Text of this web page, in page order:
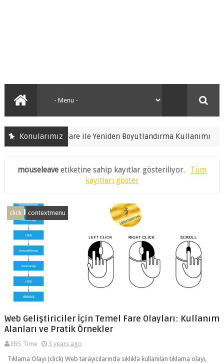
Konularımız
C# C# Fare ile Yeniden Boyutlandırma Kullanımı
mouseleave etiketine sahip kayıtlar gösteriliyor.
Tüm
kayıtları göster
click contextmenu
Web Geliştiriciler İçin Temel Fare Olayları: Kullanım
Alanları ve Pratik Örnekler
EBS Time
3 years ago
Tıklama Olayı (click) Web tarayıcılarında sıklıkla kullanılan tıklama olayı,